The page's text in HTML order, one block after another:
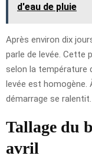
d'eau de pluie
Après environ dix
parle de levée. Cette
selon la température
levée est homogène.
démarrage se ralentit.
Tallage du
avril